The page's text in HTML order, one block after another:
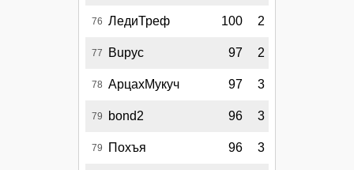
76 ЛедиТреф 100 2
77 Bupyc 97 2
78 АрцахМукуч 97 3
79 bond2 96 3
79 Похъя 96 3